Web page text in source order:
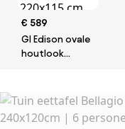
€ 589
GI Edison ovale
houtlook